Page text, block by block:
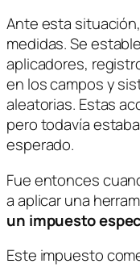
Ante esta
medidas. Se
aplicadores,
en los campos y
aleatorias. Estas
pero todavía
esperado.
Fue entonces
a aplicar una
un impuesto
Este impuesto